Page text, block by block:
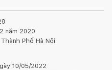
năm 2020
Phố Hà Nội
10/05/2022